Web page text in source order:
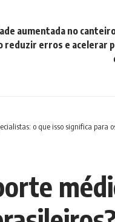
aumentada no
reduzir erros e acelerar
o que isso significa para